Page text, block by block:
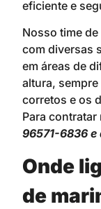
eficiente e
Nosso time
com diversas
em áreas de
altura,
corretos e os
Para
96571-6836
Onde
de